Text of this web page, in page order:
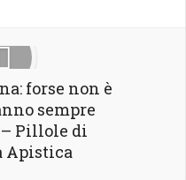
forse non è
sempre
Pillole di
Apistica